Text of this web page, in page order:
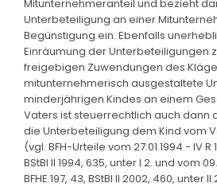
Mitunternehmeranteil und bezieht
Unterbeteiligung an einer
Begünstigung ein. Ebenfalls
Einräumung der Unterbeteiligungen
freigebigen Zuwendungen des
mitunternehmerisch ausgestaltete
minderjährigen Kindes an einem
Vaters ist steuerrechtlich auch dann
die Unterbeteiligung dem Kind vom
(vgl. BFH-Urteile vom 27.01.1994 - IV R
BStBl II 1994, 635, unter I.2. und vom
BFHE 197, 43, BStBl II 2002, 460, unter